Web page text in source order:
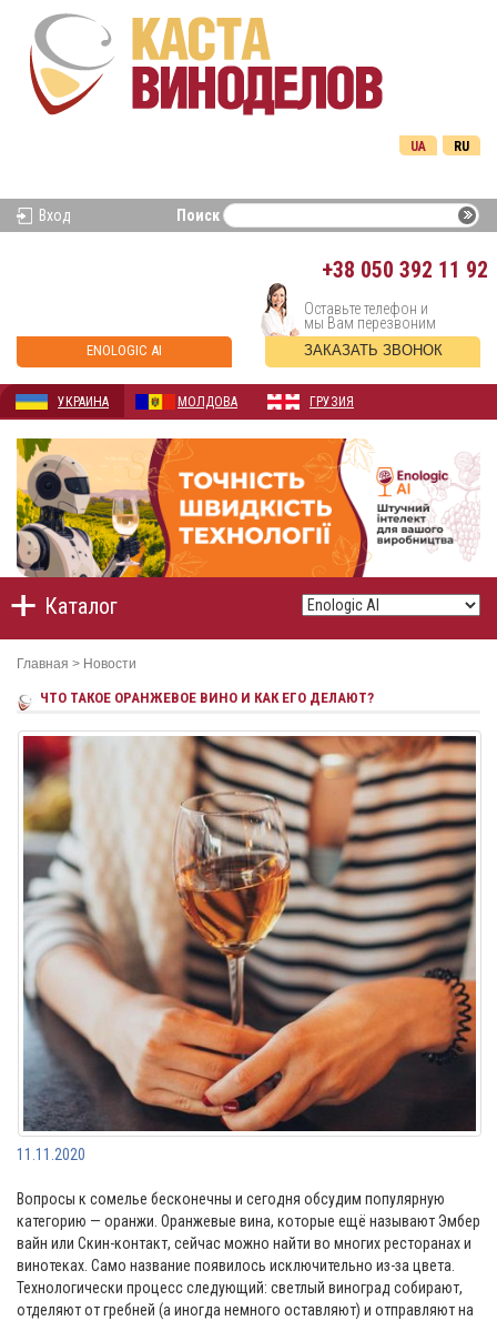
RU
UA
Вход Поиск
+38 050 392 11 92
ENOLOGIC AI
Оставьте телефон и
мы Вам перезвоним
ЗАКАЗАТЬ ЗВОНОК
УКРАИНА МОЛДОВА ГРУЗИЯ
Каталог
Главная > Новости
ЧТО ТАКОЕ ОРАНЖЕВОЕ ВИНО И КАК ЕГО ДЕЛАЮТ?
11.11.2020
Вопросы к сомелье бесконечны и сегодня обсудим популярную
категорию — оранжи. Оранжевые вина, которые ещё называют Эмбер
вайн или Скин-контакт, сейчас можно найти во многих ресторанах и
винотеках. Само название появилось исключительно из-за цвета.
Технологически процесс следующий: светлый виноград собирают,
отделяют от гребней (а иногда немного оставляют) и отправляют на